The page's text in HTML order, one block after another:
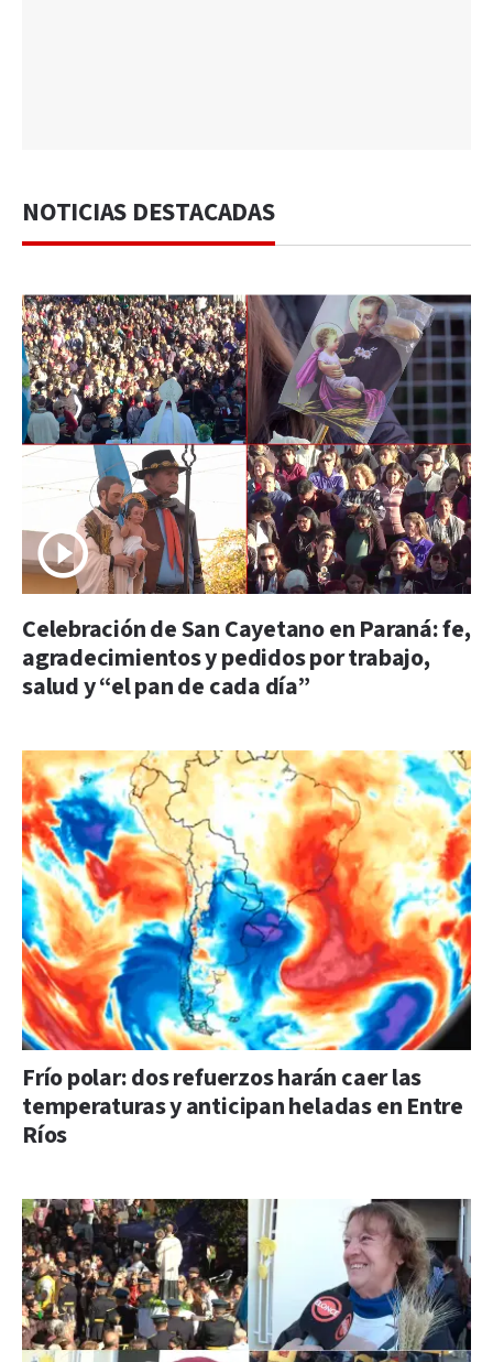
NOTICIAS DESTACADAS
Celebración de San Cayetano en Paraná: fe,
agradecimientos y pedidos por trabajo,
salud y “el pan de cada día”
Frío polar: dos refuerzos harán caer las
temperaturas y anticipan heladas en Entre
Ríos